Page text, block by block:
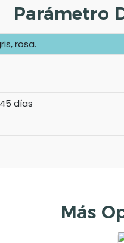
Parámetro
rosa.
días
Más